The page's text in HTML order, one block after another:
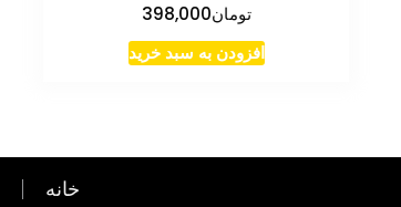
تومان398,000
افزودن به سبد خرید
خانه